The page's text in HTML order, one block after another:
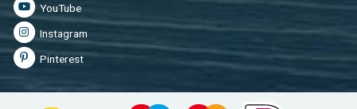
You­Tu­be
In­st­agram
Pin­te­rest